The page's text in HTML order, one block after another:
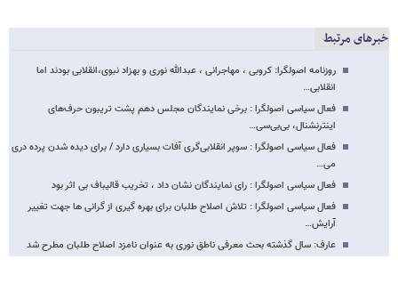
خبرهای مرتبط
روزنامه اصولگرا: کروبی ، مهاجرانی ، عبدالله نوری و بهزاد نبوی،انقلابی بودند اما
انقلابی…
فعال سیاسی اصولگرا : برخی نمایندگان مجلس دهم پشت تریبون حرف‌های
اینترنشنال، بی‌بی‌سی…
فعال سیاسی اصولگرا : سوپر انقلابی‌گری آفات بسیاری دارد / برای دیده شدن پرده دری
می…
فعال سیاسی اصولگرا : رای نمایندگان نشان داد ، تخریب قالیباف بی اثر بود
فعال سیاسی اصولگرا : تلاش اصلاح طلبان برای بهره گیری از گرانی ها جهت تغییر
آرایش…
عارف: سال گذشته بحث معرفی ناطق نوری به عنوان نامزد اصلاح طلبان مطرح شد